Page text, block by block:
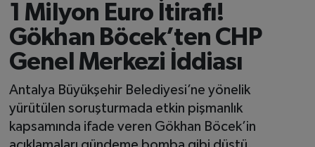
1 Milyon Euro İtirafı!
Gökhan Böcek’ten CHP
Genel Merkezi İddiası
Antalya Büyükşehir Belediyesi’ne yönelik
yürütülen soruşturmada etkin pişmanlık
kapsamında ifade veren Gökhan Böcek’in